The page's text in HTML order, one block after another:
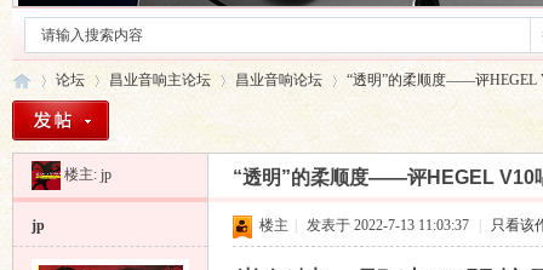
»
论坛
›
昌业音响主论坛 昌业音响论坛
›
“透明”的柔顺度——评HEGEL
楼主: jp “透明”的柔顺度——评HEGEL V10
jp 楼主 发表于 2022-7-13 11:03:37 只看该